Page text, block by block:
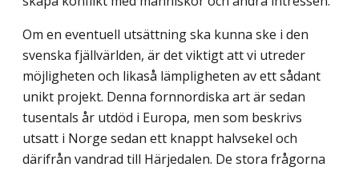
Om en eventuell utsättning ska kunna ske i den
svenska fjällvärlden, är det viktigt att vi utreder
möjligheten och likaså lämpligheten av ett sådant
unikt projekt. Denna fornnordiska art är sedan
tusentals år utdöd i Europa, men som beskrivs
utsatt i Norge sedan ett knappt halvsekel och
därifrån vandrad till Härjedalen. De stora frågorna